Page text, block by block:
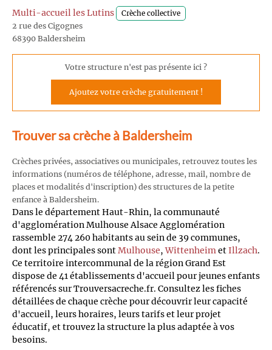
Multi-accueil les Lutins Crèche collective
2 rue des Cigognes
68390 Baldersheim
Votre structure n'est pas présente ici ?
Ajoutez votre crèche gratuitement !
Trouver sa crèche à Baldersheim
Crèches privées, associatives ou municipales, retrouvez toutes les
informations (numéros de téléphone, adresse, mail, nombre de
places et modalités d'inscription) des structures de la petite
enfance à Baldersheim.
Dans le département Haut-Rhin, la communauté
d'agglomération Mulhouse Alsace Agglomération
rassemble 274 260 habitants au sein de 39 communes,
dont les principales sontMulhouse,WittenheimetIllzach.
Ce territoire intercommunal de la région Grand Est
dispose de 41 établissements d'accueil pour jeunes enfants
référencés sur Trouversacreche.fr. Consultez les fiches
détaillées de chaque crèche pour découvrir leur capacité
d'accueil, leurs horaires, leurs tarifs et leur projet
éducatif, et trouvez la structure la plus adaptée à vos
besoins.